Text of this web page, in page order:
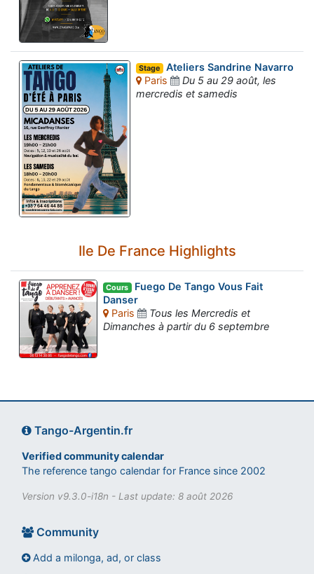
Stage Ateliers Sandrine Navarro
Paris
Du 5 au 29 août, les
mercredis et samedis
Ile De France Highlights
Cours Fuego De Tango Vous Fait
Danser
Paris
Tous les Mercredis et
Dimanches à partir du 6 septembre
Tango-Argentin.fr
Verified community calendar
The reference tango calendar for France since 2002
Version v9.3.0-i18n - Last update: 8 août 2026
Community
Add a milonga, ad, or class